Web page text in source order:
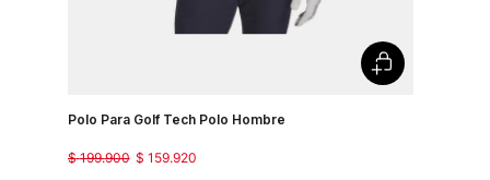
Polo Para Golf Tech Polo Hombre
$ 159.920
$ 199.900